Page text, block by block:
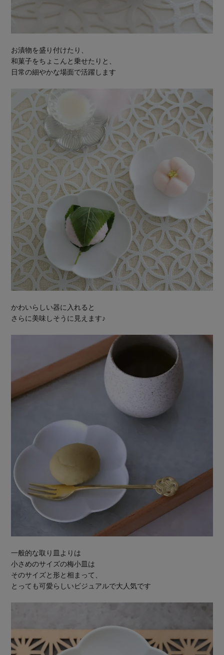
お漬物を盛り付けたり、
和菓子をちょこんと乗せたりと、
日常の細やかな場面で活躍します
かわいらしい器に入れると
さらに美味しそうに見えます♪
一般的な取り皿よりは
小さめのサイズの梅小皿は
そのサイズと形と相まって、
とっても可愛らしいビジュアルで大人気です